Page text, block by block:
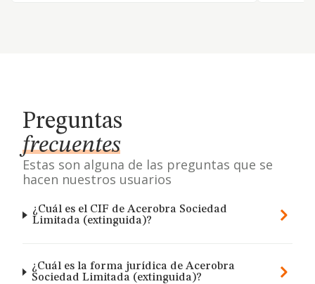
Preguntas
frecuentes
Estas son alguna de las preguntas que se
hacen nuestros usuarios
¿Cuál es el CIF de Acerobra Sociedad
Limitada (extinguida)?
¿Cuál es la forma jurídica de Acerobra
Sociedad Limitada (extinguida)?